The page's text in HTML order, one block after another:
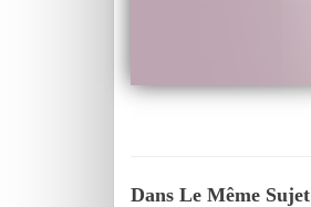
Dans Le Même Sujet